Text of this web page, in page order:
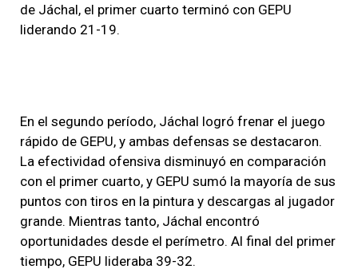
de Jáchal, el primer cuarto terminó con GEPU
liderando 21-19.
En el segundo período, Jáchal logró frenar el juego
rápido de GEPU, y ambas defensas se destacaron.
La efectividad ofensiva disminuyó en comparación
con el primer cuarto, y GEPU sumó la mayoría de sus
puntos con tiros en la pintura y descargas al jugador
grande. Mientras tanto, Jáchal encontró
oportunidades desde el perímetro. Al final del primer
tiempo, GEPU lideraba 39-32.